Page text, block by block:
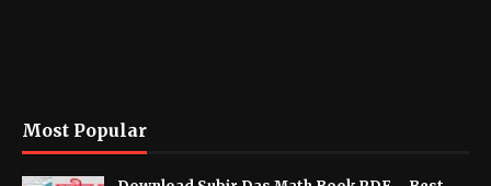
Most Popular